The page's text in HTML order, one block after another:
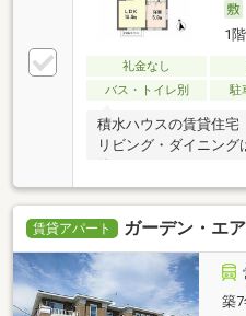
1
礼金なし
バス・トイレ別
駐
積水ハウスの賃貸住
リビング・ダイニング
使い
賃貸アパート ガーデン・エ
築